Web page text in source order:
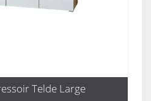
Telde Large